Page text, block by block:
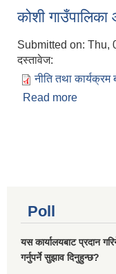
कोशी
Submitted on: Thu,
दस्तावेज:
नीति तथा
Read more
Poll
यस कार्यालयबाट प्रदान
गर्नुपर्ने सुझाव दिनुहुन्छ?